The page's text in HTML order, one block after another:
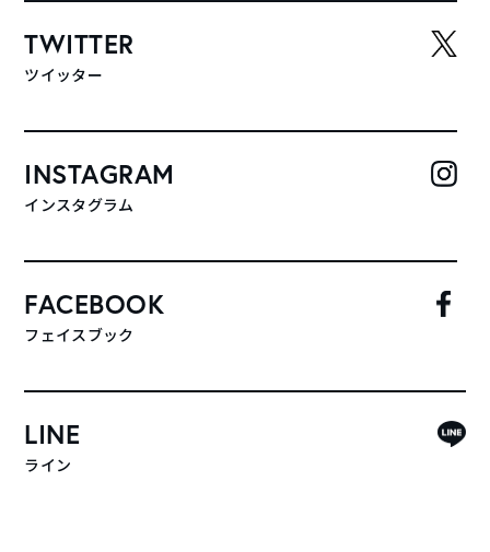
TWITTER
ツイッター
INSTAGRAM
インスタグラム
FACEBOOK
フェイスブック
LINE
ライン